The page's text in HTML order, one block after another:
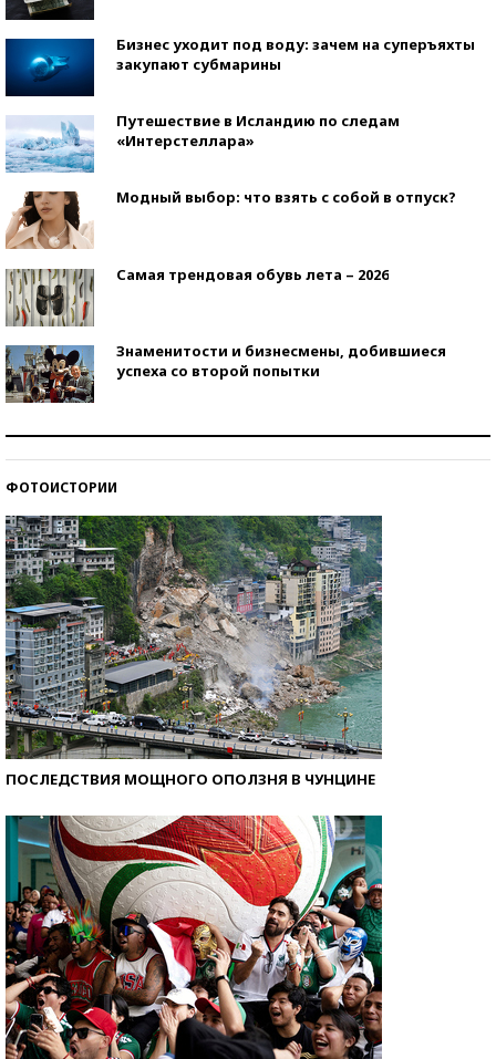
Бизнес уходит под воду: зачем на суперъяхты
закупают субмарины
Путешествие в Исландию по следам
«Интерстеллара»
Модный выбор: что взять с собой в отпуск?
Самая трендовая обувь лета – 2026
Знаменитости и бизнесмены, добившиеся
успеха со второй попытки
ФОТОИСТОРИИ
ПОСЛЕДСТВИЯ МОЩНОГО ОПОЛЗНЯ В ЧУНЦИНЕ